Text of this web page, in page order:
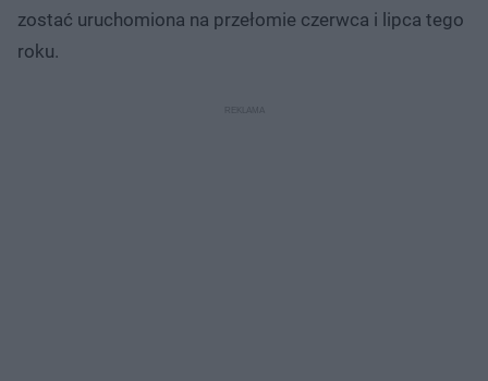
zostać uruchomiona na przełomie czerwca i lipca tego
roku.